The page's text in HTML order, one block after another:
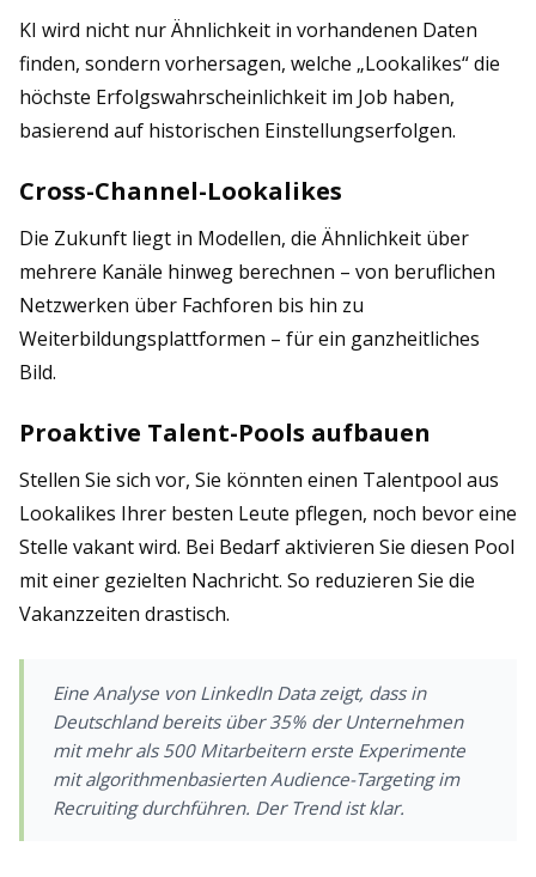
KI wird nicht nur Ähnlichkeit in vorhandenen Daten
finden, sondern vorhersagen, welche „Lookalikes“ die
höchste Erfolgswahrscheinlichkeit im Job haben,
basierend auf historischen Einstellungserfolgen.
Cross-Channel-Lookalikes
Die Zukunft liegt in Modellen, die Ähnlichkeit über
mehrere Kanäle hinweg berechnen – von beruflichen
Netzwerken über Fachforen bis hin zu
Weiterbildungsplattformen – für ein ganzheitliches
Bild.
Proaktive Talent-Pools aufbauen
Stellen Sie sich vor, Sie könnten einen Talentpool aus
Lookalikes Ihrer besten Leute pflegen, noch bevor eine
Stelle vakant wird. Bei Bedarf aktivieren Sie diesen Pool
mit einer gezielten Nachricht. So reduzieren Sie die
Vakanzzeiten drastisch.
Eine Analyse von LinkedIn Data zeigt, dass in
Deutschland bereits über 35% der Unternehmen
mit mehr als 500 Mitarbeitern erste Experimente
mit algorithmenbasierten Audience-Targeting im
Recruiting durchführen. Der Trend ist klar.